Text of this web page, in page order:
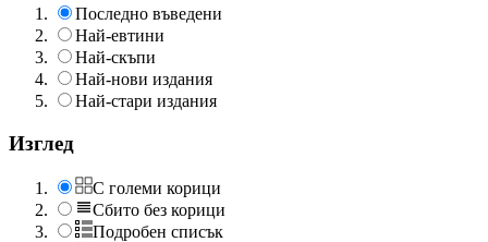
Последно въведени
Най-евтини
Най-скъпи
Най-нови издания
Най-стари издания
Изглед
С големи корици
Сбито без корици
Подробен списък